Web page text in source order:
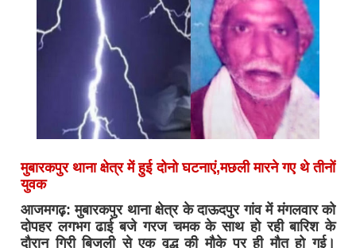
मुबारकपुर थाना क्षेत्र में हुई दोनो घटनाएं,मछली मारने गए थे तीनों
युवक
आजमगढ़़: मुबारकपुर थाना क्षेत्र के दाऊदपुर गांव में मंगलवार को
दोपहर लगभग ढाई बजे गरज चमक के साथ हो रही बारिश के
दौरान गिरी बिजली से एक वृद्ध की मौके पर ही मौत हो गई।